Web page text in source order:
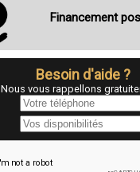
Financement
Besoin d'aide ?
Nous vous rappellons